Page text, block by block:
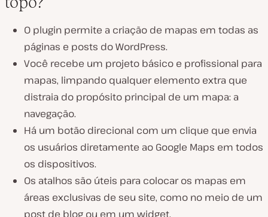
O plugin permite a criação de mapas em todas as
páginas e posts do WordPress.
Você recebe um projeto básico e profissional para
mapas, limpando qualquer elemento extra que
distraia do propósito principal de um mapa: a
navegação.
Há um botão direcional com um clique que envia
os usuários diretamente ao Google Maps em todos
os dispositivos.
Os atalhos são úteis para colocar os mapas em
áreas exclusivas de seu site, como no meio de um
post de blog ou em um widget.